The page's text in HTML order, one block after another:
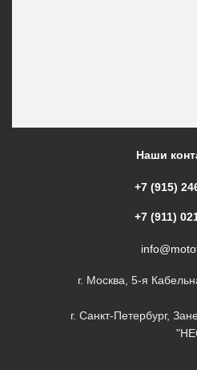
Наши
+7 (915)
+7 (911)
г. Москва, 5-я
г. Санкт-Петербург,